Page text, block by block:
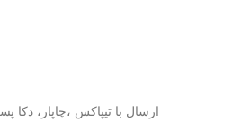
ارسال با تیپاکس ،چاپار، دکا